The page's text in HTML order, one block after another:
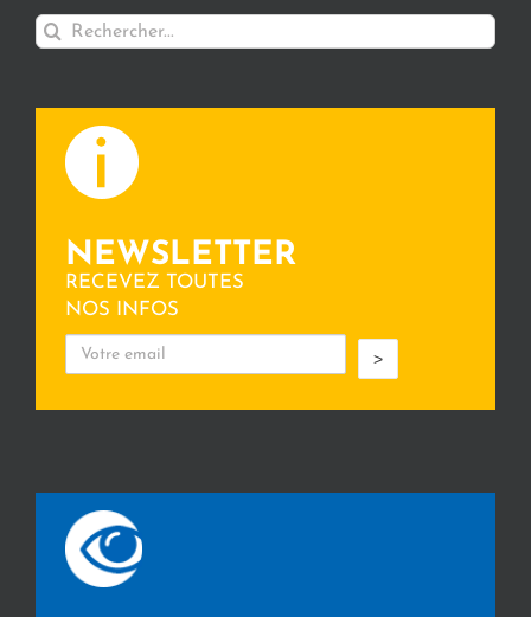
Rechercher:
NEWSLETTER
RECEVEZ TOUTES
NOS INFOS
>